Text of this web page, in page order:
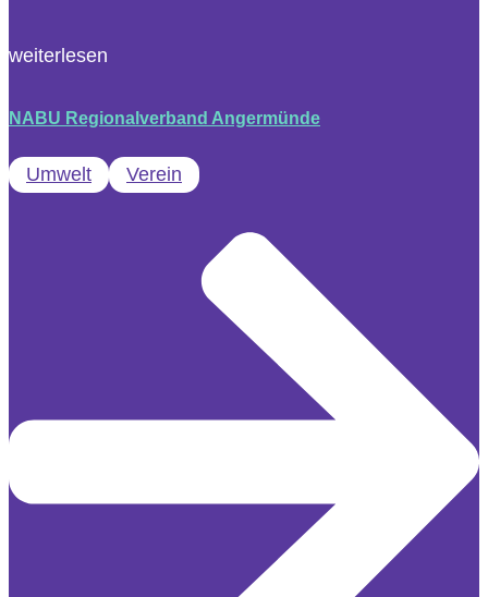
weiterlesen
NABU Regionalverband Angermünde
Umwelt Verein